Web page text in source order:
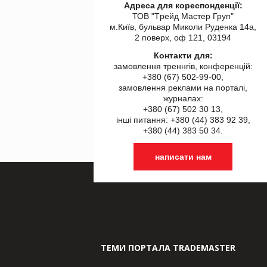
Адреса для кореспонденції:
ТОВ "Tрейд Мастер Груп"
м.Київ, бульвар Миколи Руденка 14а,
2 поверх, оф 121, 03194
Контакти для:
замовлення треннгів, конференцій:
+380 (67) 502-99-00,
замовлення реклами на порталі,
журналах:
+380 (67) 502 30 13,
інші питання: +380 (44) 383 92 39,
+380 (44) 383 50 34.
написати нам
ТЕМИ ПОРТАЛА TRADEMASTER